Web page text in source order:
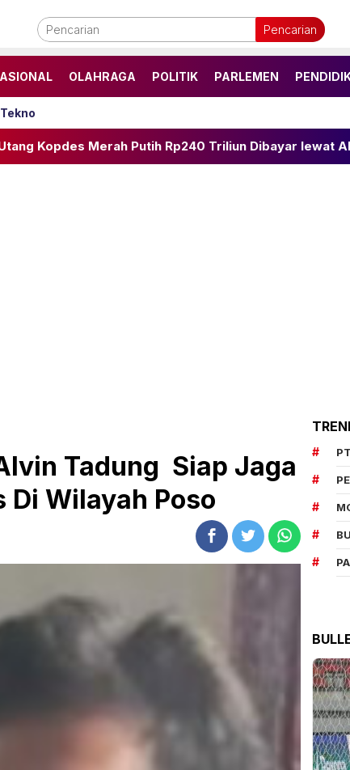
Pencarian
OLAHRAGA POLITIK PARLEMEN
Tekno
Putih Rp240 Triliun Dibayar lewat APBN, Cicilan Rp40
Tadung Siap Jaga
Di Wilayah Poso